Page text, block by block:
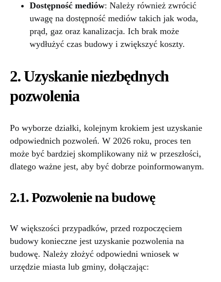
Dostępność mediów: Należy również zwrócić
uwagę na dostępność mediów takich jak woda,
prąd, gaz oraz kanalizacja. Ich brak może
wydłużyć czas budowy i zwiększyć koszty.
2. Uzyskanie niezbędnych
pozwolenia
Po wyborze działki, kolejnym krokiem jest uzyskanie
odpowiednich pozwoleń. W 2026 roku, proces ten
może być bardziej skomplikowany niż w przeszłości,
dlatego ważne jest, aby być dobrze poinformowanym.
2.1. Pozwolenie na budowę
W większości przypadków, przed rozpoczęciem
budowy konieczne jest uzyskanie pozwolenia na
budowę. Należy złożyć odpowiedni wniosek w
urzędzie miasta lub gminy, dołączając: